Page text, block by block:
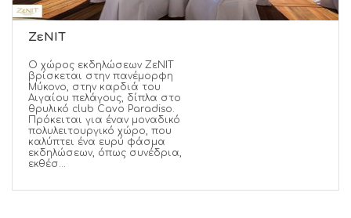
ZεNIT
Ο χώρος εκδηλώσεων ZεΝΙΤ
βρίσκεται στην πανέμορφη
Μύκονο, στην καρδιά του
Αιγαίου πελάγους, δίπλα στο
θρυλικό club Cavo Paradiso.
Πρόκειται για έναν μοναδικό
πολυλειτουργικό χώρο, που
καλύπτει ένα ευρύ φάσμα
εκδηλώσεων, όπως συνέδρια,
εκθέσ...